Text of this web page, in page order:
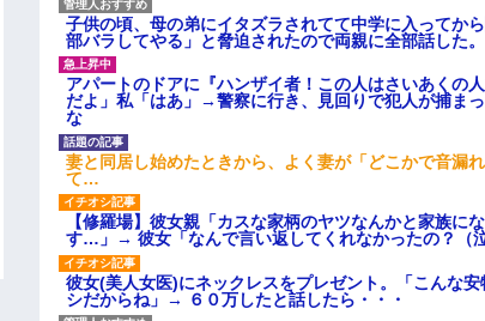
子供の頃、母の弟にイタズラされてて中学に入ってか
部バラしてやる」と脅迫されたので両親に全部話した。
アパートのドアに『ハンザイ者！この人はさいあくの
だよ」私「はあ」→警察に行き、見回りで犯人が捕ま
な
妻と同居し始めたときから、よく妻が「どこかで音漏
て…
【修羅場】彼女親「カスな家柄のヤツなんかと家族に
す…」→ 彼女「なんで言い返してくれなかったの？（泣
彼女(美人女医)にネックレスをプレゼント。「こんな
シだからね」→ ６０万したと話したら・・・